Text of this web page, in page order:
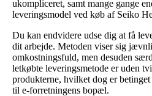
ukompliceret, samt mange gange
leveringsmodel ved køb af Seiko
Du kan endvidere udse dig at få
dit arbejde. Metoden viser sig
omkostningsfuld, men desuden
letkøbte leveringsmetode er uden
produkterne, hvilket dog er
til e-forretningens bopæl.